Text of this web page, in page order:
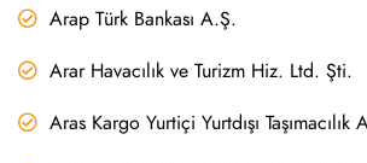
Arap Türk Bankası A.Ş.
Arar Havacılık ve Turizm Hiz. Ltd. Şti.
Aras Kargo Yurtiçi Yurtdışı Taşımacılık